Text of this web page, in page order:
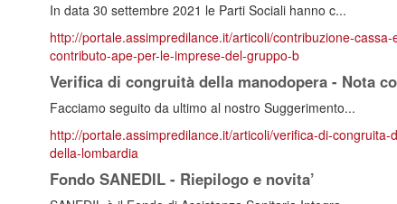
In data 30 settembre 2021 le Parti Sociali hanno c...
http://portale.assimpredilance.it/articoli/contribuzione-
contributo-ape-per-le-imprese-del-gruppo-b
Verifica di congruità della manodopera - Nota
Facciamo seguito da ultimo al nostro Suggerimento...
http://portale.assimpredilance.it/articoli/verifica-di-
della-lombardia
Fondo SANEDIL - Riepilogo e novita’